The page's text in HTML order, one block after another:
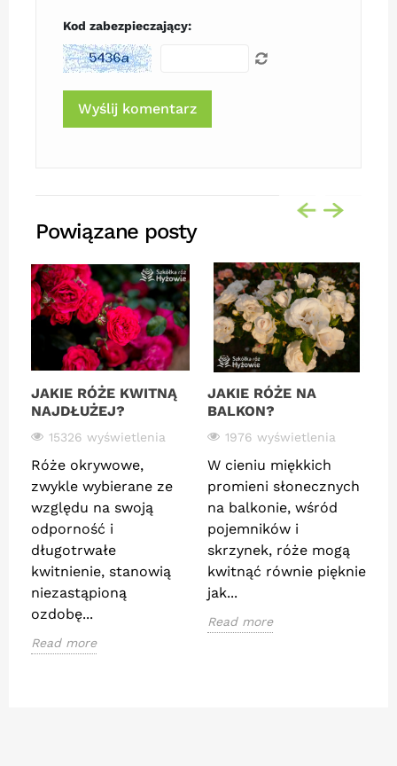
Kod zabezpieczający:
Powiązane posty
JAKIE RÓŻE KWITNĄ
NAJDŁUŻEJ?
15326 wyświetlenia
Róże okrywowe,
zwykle wybierane ze
względu na swoją
odporność i
długotrwałe
kwitnienie, stanowią
niezastąpioną
ozdobę...
Read more
JAKIE RÓŻE NA
BALKON?
1976 wyświetlenia
W cieniu miękkich
promieni słonecznych
na balkonie, wśród
pojemników i
skrzynek, róże mogą
kwitnąć równie pięknie
jak...
Read more